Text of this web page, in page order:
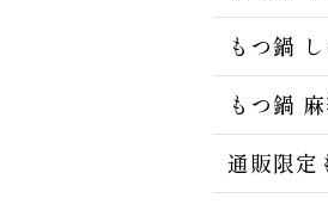
もつ鍋
もつ鍋
通販限定